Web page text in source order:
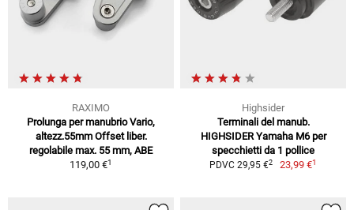
RAXIMO
Prolunga per manubrio Vario,
altezz.55mm Offset liber.
regolabile max. 55 mm, ABE
119,00 €1
Highsider
Terminali del manub.
HIGHSIDER Yamaha M6 per
specchietti da 1 pollice
PDVC 29,95 €2 23,99 €1